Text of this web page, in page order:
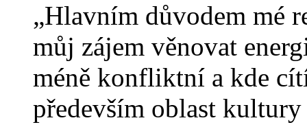
„Hlavním důvodem mé
můj zájem věnovat
méně konfliktní a kde
především oblast